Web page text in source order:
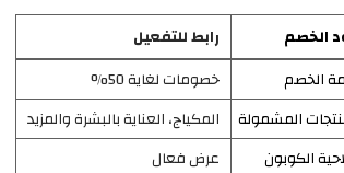
الخصم
رابط للتفعيل
الخصم
خصومات لغاية 50%
المشمولة
المكياج، العناية بالبشرة والمزيد
الكوبون
عرض فعال